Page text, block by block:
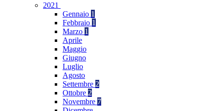
2021
Gennaio 1
Febbraio 1
Marzo 1
Aprile
Maggio
Giugno
Luglio
Agosto
Settembre 2
Ottobre 2
Novembre 7